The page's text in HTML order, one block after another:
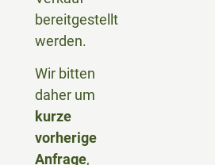
bereitgestellt
werden.
Wir bitten
daher um
kurze
vorherige
Anfrage,